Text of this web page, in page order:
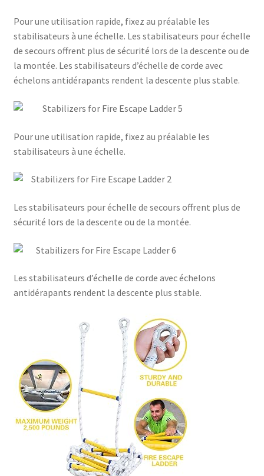
Pour une utilisation rapide, fixez au préalable les
stabilisateurs à une échelle. Les stabilisateurs pour échelle
de secours offrent plus de sécurité lors de la descente ou de
la montée. Les stabilisateurs d’échelle de corde avec
échelons antidérapants rendent la descente plus stable.
Pour une utilisation rapide, fixez au préalable les
stabilisateurs à une échelle.
Les stabilisateurs pour échelle de secours offrent plus de
sécurité lors de la descente ou de la montée.
Les stabilisateurs d’échelle de corde avec échelons
antidérapants rendent la descente plus stable.